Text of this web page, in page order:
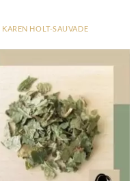
KAREN HOLT-SAUVADE